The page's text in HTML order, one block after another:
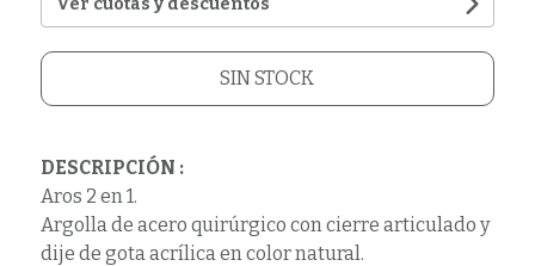
SIN STOCK
DESCRIPCIÓN :
Aros 2 en 1.
Argolla de acero quirúrgico con cierre articulado y
dije de gota acrílica en color natural.